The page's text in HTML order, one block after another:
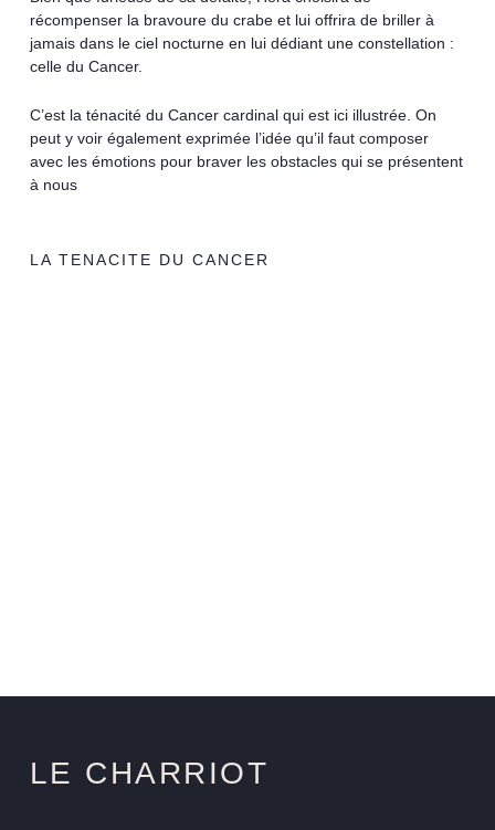
récompenser la bravoure du crabe et lui offrira de briller à
jamais dans le ciel nocturne en lui dédiant une constellation :
celle du Cancer.
C’est la ténacité du Cancer cardinal qui est ici illustrée. On
peut y voir également exprimée l’idée qu’il faut composer
avec les émotions pour braver les obstacles qui se présentent
à nous
LA TENACITE DU CANCER
LE CHARRIOT